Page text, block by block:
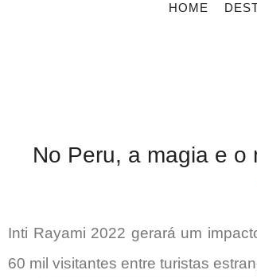
HOME
No Peru, a magia e o
Inti Rayami 2022 gerará um
60 mil visitantes entre turistas